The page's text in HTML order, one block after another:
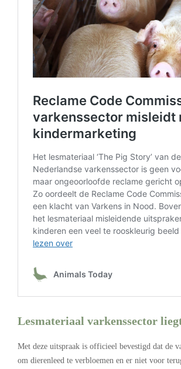
Lesmateriaal varkenssector
Met deze uitspraak is officieel bevestigd dat de
om dierenleed te verbloemen en er niet voor